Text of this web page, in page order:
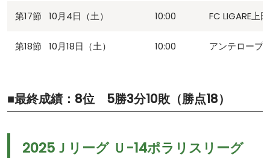
第17節 10月4日（土） 10:00 FC LIGARE上田
第18節 10月18日（土） 10:00 アンテロープ
■最終成績：8位 5勝3分10敗（勝点18）
2025Ｊリーグ Ｕ-14ポラリスリーグ